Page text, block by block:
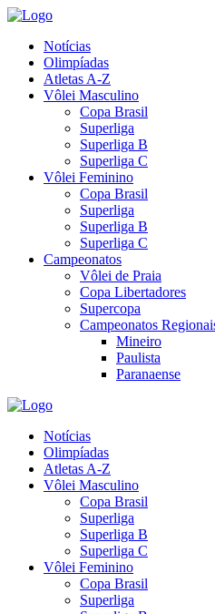
Notícias
Olimpíadas
Atletas A-Z
Vôlei Masculino
Copa Brasil
Superliga
Superliga B
Superliga C
Vôlei Feminino
Copa Brasil
Superliga
Superliga B
Superliga C
Campeonatos
Vôlei de Praia
Copa Libertadores
Supercopa
Campeonatos
Mineiro
Paulista
Paranaense
Notícias
Olimpíadas
Atletas A-Z
Vôlei Masculino
Copa Brasil
Superliga
Superliga B
Superliga C
Vôlei Feminino
Copa Brasil
Superliga